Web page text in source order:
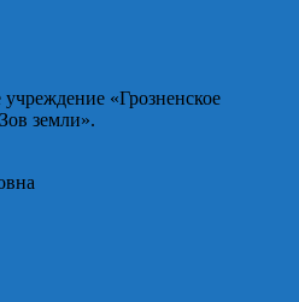
«Грозненское
земли».